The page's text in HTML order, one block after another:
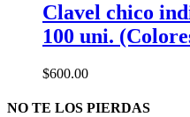
Clavel chico
100 uni.
$600.00
NO TE LOS PIERDAS